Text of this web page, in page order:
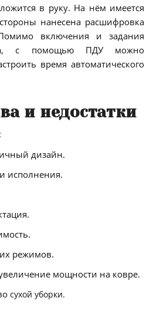
в руку. На нём имеется
нанесена расшифровка
включения и задания
с помощью ПДУ можно
время автоматического
и недостатки
дизайн.
исполнения.
режимов.
мощности на ковре.
сухой уборки.